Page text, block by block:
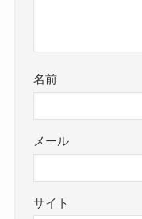
名前
メール
サイト